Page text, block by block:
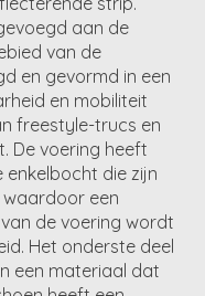
aan de
van de
en gevormd in een
en mobiliteit
freestyle-trucs en
De voering heeft
enkelbocht die zijn
een
de voering wordt
Het onderste deel
een materiaal dat